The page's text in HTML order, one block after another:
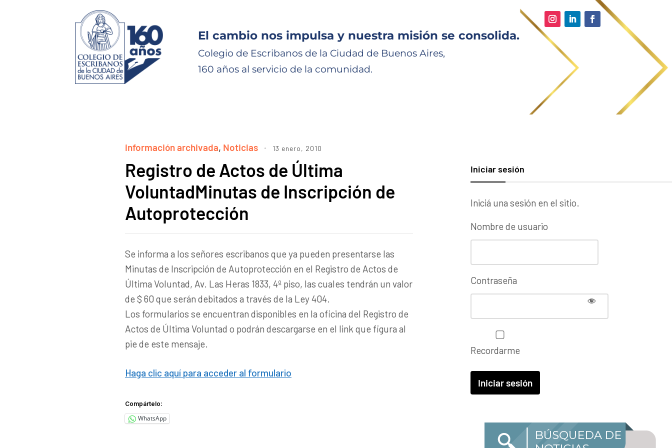
El cambio nos impulsa y nuestra misión se consolida.
Colegio de Escribanos de la Ciudad de Buenos Aires,
160 años al servicio de la comunidad.
información archivada, Noticias 13 enero, 2010
Registro de Actos de Última
VoluntadMinutas de Inscripción de
Autoprotección
Se informa a los señores escribanos que ya pueden presentarse las
Minutas de Inscripción de Autoprotección en el Registro de Actos de
Última Voluntad, Av. Las Heras 1833, 4º piso, las cuales tendrán un valor
de $ 60 que serán debitados a través de la Ley 404.
Los formularios se encuentran disponibles en la oficina del Registro de
Actos de Última Voluntad o podrán descargarse en el link que figura al
pie de este mensaje.
Haga clic aquí para acceder al formulario
Compártelo:
WhatsApp
Iniciar sesión
Iniciá una sesión en el sitio.
Nombre de usuario
Contraseña
Recordarme